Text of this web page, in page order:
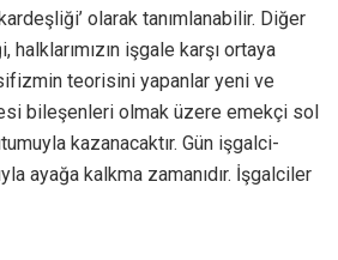
olarak tanımlanabilir. Diğer
halklarımızın işgale karşı ortaya
teorisini yapanlar yeni ve
bileşenleri olmak üzere emekçi sol
kazanacaktır. Gün işgalci-
ayağa kalkma zamanıdır. İşgalciler